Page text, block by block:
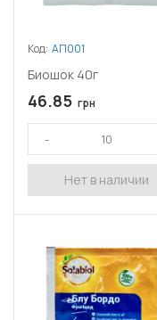
Код: АП001
Биошок 40г
46.85 грн
Нет в наличии